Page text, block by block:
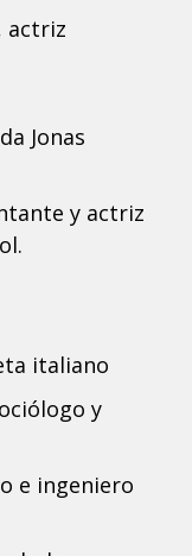
actriz
Jonas
y actriz
italiano
y
e ingeniero